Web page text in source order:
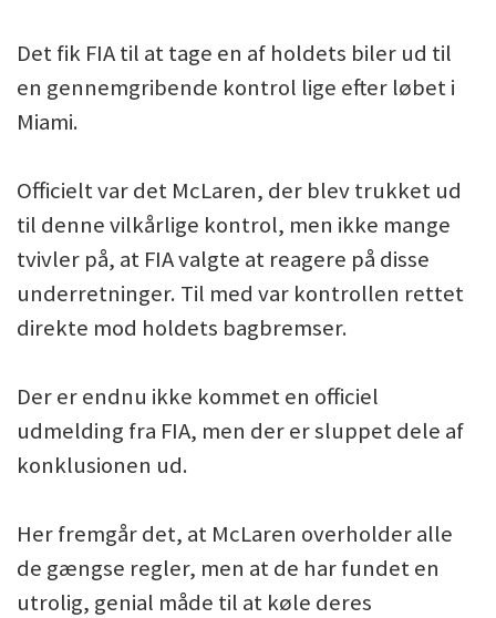
Det fik FIA til at tage en af holdets biler ud til
en gennemgribende kontrol lige efter løbet i
Miami.
Officielt var det McLaren, der blev trukket ud
til denne vilkårlige kontrol, men ikke mange
tvivler på, at FIA valgte at reagere på disse
underretninger. Til med var kontrollen rettet
direkte mod holdets bagbremser.
Der er endnu ikke kommet en officiel
udmelding fra FIA, men der er sluppet dele af
konklusionen ud.
Her fremgår det, at McLaren overholder alle
de gængse regler, men at de har fundet en
utrolig, genial måde til at køle deres